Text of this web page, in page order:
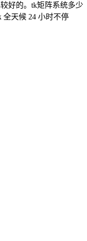
好的。tk矩阵系统多少
全天候 24 小时不停